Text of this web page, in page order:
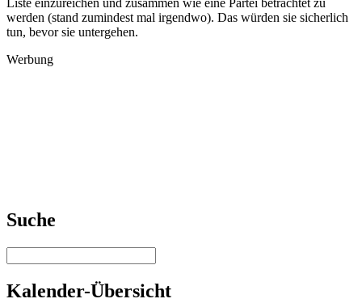
Liste einzureichen und zusammen wie eine Partei betrachtet zu
werden (stand zumindest mal irgendwo). Das würden sie sicherlich
tun, bevor sie untergehen.
Werbung
Suche
Kalender-Übersicht